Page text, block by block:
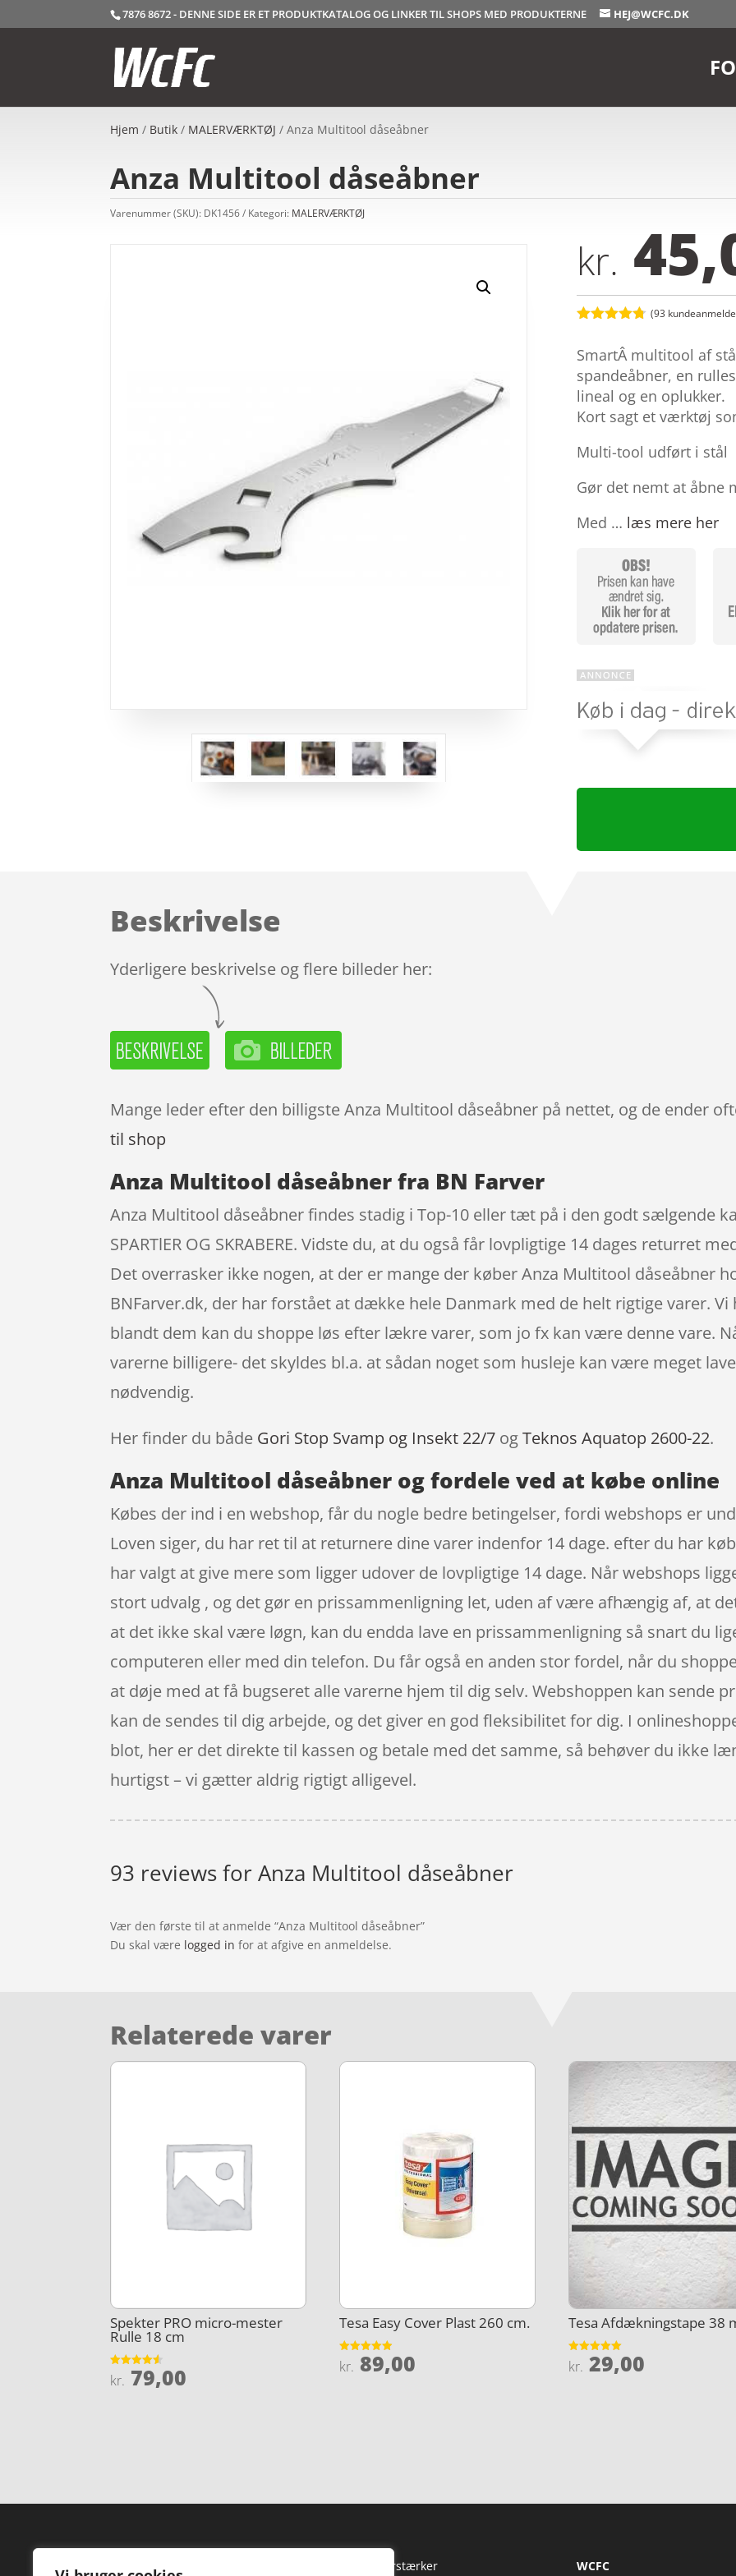
7876 8672 - DENNE SIDE ER ET PRODUKTKATALOG OG LINKER TIL SHOPS MED PRODUKTERNE HEJ@WCFC.DK
Hjem / Butik / MALERVÆRKTØJ / Anza Multitool dåseåbner
Anza Multitool dåseåbner
Varenummer (SKU): DK1456 Kategori: MALERVÆRKTØJ
kr.
4.7
ud af 5
baseret på
kundebedø
mmelser
(93
SmartÂ multitool af
spandeåbner, en
lineal og en oplukker.
Kort sagt et værktøj
Multi-tool udført i stål
Gør det nemt at åbne
Med … læs mere her
Beskrivelse
Yderligere beskrivelse og flere billeder her:
Mange leder efter den billigste Anza Multitool dåseåbner på nettet, og de ender
til shop
Anza Multitool dåseåbner fra BN Farver
Anza Multitool dåseåbner findes stadig i Top-10 eller tæt på i den godt sælgende
SPARTlER OG SKRABERE. Vidste du, at du også får lovpligtige 14 dages returret
Det overrasker ikke nogen, at der er mange der køber Anza Multitool dåseåbner
BNFarver.dk, der har forstået at dække hele Danmark med de helt rigtige varer.
blandt dem kan du shoppe løs efter lækre varer, som jo fx kan være denne vare.
varerne billigere- det skyldes bl.a. at sådan noget som husleje kan være meget
nødvendig.
Her finder du både Gori Stop Svamp og Insekt 22/7 ogTeknos Aquatop 2600-22.
Anza Multitool dåseåbner og fordele ved at købe online
Købes der ind i en webshop, får du nogle bedre betingelser, fordi webshops er
Loven siger, du har ret til at returnere dine varer indenfor 14 dage. efter du har
har valgt at give mere som ligger udover de lovpligtige 14 dage. Når webshops
stort udvalg , og det gør en prissammenligning let, uden af være afhængig af, at
at det ikke skal være løgn, kan du endda lave en prissammenligning så snart du
computeren eller med din telefon. Du får også en anden stor fordel, når du
at døje med at få bugseret alle varerne hjem til dig selv. Webshoppen kan sende
kan de sendes til dig arbejde, og det giver en god fleksibilitet for dig. I
blot, her er det direkte til kassen og betale med det samme, så behøver du ikke
hurtigst – vi gætter aldrig rigtigt alligevel.
93 reviews forAnza Multitool dåseåbner
Vær den første til at anmelde “Anza Multitool dåseåbner”
Du skal være logged in for at afgive en anmeldelse.
Relaterede varer
Spekter PRO micro-mester
Rulle 18 cm
Vurderet
4.5
kr. 79,00
Tesa Easy Cover Plast 260 cm.
Vurderet
4.9
kr. 89,00
Tesa Afdækningstape 38
Vurderet
5
kr. 29,00
Forside HiFi Forstærker WCFC